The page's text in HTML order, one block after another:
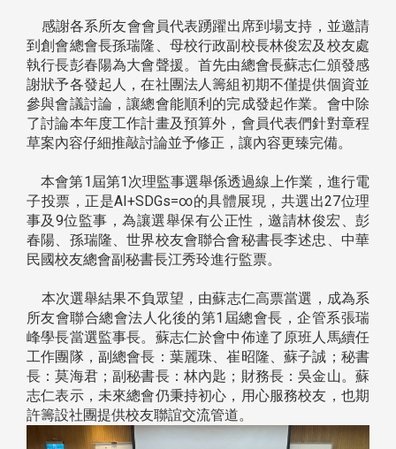
感謝各系所友會會員代表踴躍出席到場支持，並邀請
到創會總會長孫瑞隆、母校行政副校長林俊宏及校友處
執行長彭春陽為大會聲援。首先由總會長蘇志仁頒發感
謝狀予各發起人，在社團法人籌組初期不僅提供個資並
參與會議討論，讓總會能順利的完成發起作業。會中除
了討論本年度工作計畫及預算外，會員代表們針對章程
草案內容仔細推敲討論並予修正，讓內容更臻完備。
本會第1屆第1次理監事選舉係透過線上作業，進行電
子投票，正是AI+SDGs=∞的具體展現，共選出27位理
事及9位監事，為讓選舉保有公正性，邀請林俊宏、彭
春陽、孫瑞隆、世界校友會聯合會秘書長李述忠、中華
民國校友總會副秘書長江秀玲進行監票。
本次選舉結果不負眾望，由蘇志仁高票當選，成為系
所友會聯合總會法人化後的第1屆總會長，企管系張瑞
峰學長當選監事長。蘇志仁於會中佈達了原班人馬續任
工作團隊，副總會長：葉麗珠、崔昭隆、蘇子誠；秘書
長：莫海君；副秘書長：林內匙；財務長：吳金山。蘇
志仁表示，未來總會仍秉持初心，用心服務校友，也期
許籌設社團提供校友聯誼交流管道。